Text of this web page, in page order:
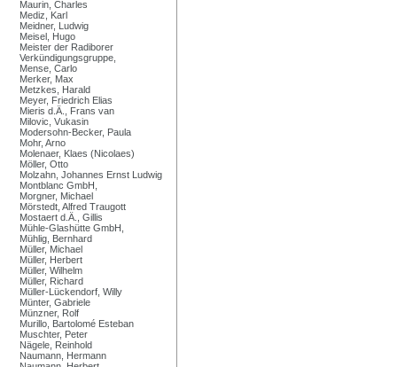
Maurin, Charles
Mediz, Karl
Meidner, Ludwig
Meisel, Hugo
Meister der Radiborer
Verkündigungsgruppe,
Mense, Carlo
Merker, Max
Metzkes, Harald
Meyer, Friedrich Elias
Mieris d.Ä., Frans van
Milovic, Vukasin
Modersohn-Becker, Paula
Mohr, Arno
Molenaer, Klaes (Nicolaes)
Möller, Otto
Molzahn, Johannes Ernst Ludwig
Montblanc GmbH,
Morgner, Michael
Mörstedt, Alfred Traugott
Mostaert d.Ä., Gillis
Mühle-Glashütte GmbH,
Mühlig, Bernhard
Müller, Michael
Müller, Herbert
Müller, Wilhelm
Müller, Richard
Müller-Lückendorf, Willy
Münter, Gabriele
Münzner, Rolf
Murillo, Bartolomé Esteban
Muschter, Peter
Nägele, Reinhold
Naumann, Hermann